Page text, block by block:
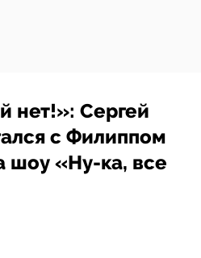
нет!»: Сергей
с Филиппом
шоу «Ну-ка, все